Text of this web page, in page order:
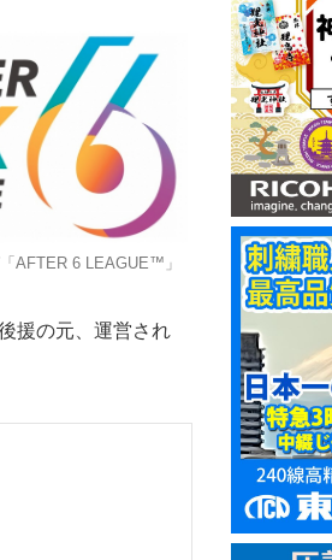
PACK 2023 特集 中古印刷機・製本機特集
AFTER 6 LEAGUE™」
援の元、運営され